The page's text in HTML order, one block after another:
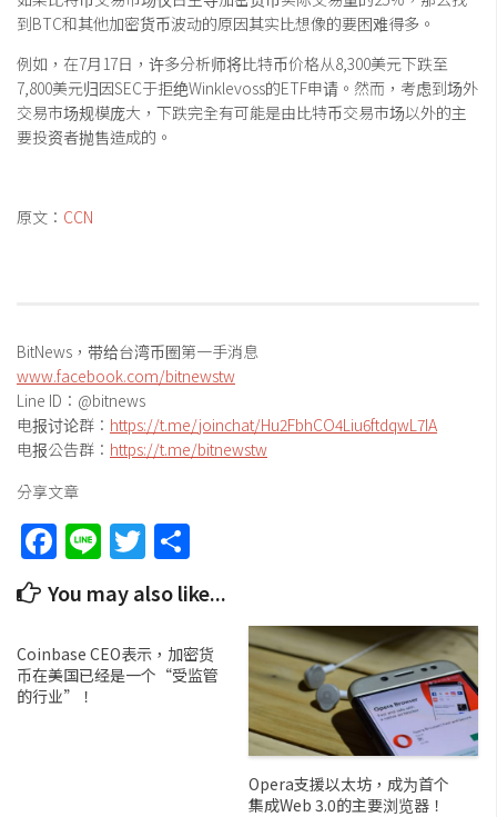
到BTC和其他加密货币波动的原因其实比想像的要困难得多。
例如，在7月17日，许多分析师将比特币价格从8,300美元下跌至
7,800美元归因SEC于拒绝Winklevoss的ETF申请。然而，考虑到场外
交易市场规模庞大，下跌完全有可能是由比特币交易市场以外的主
要投资者抛售造成的。
原文： CCN
BitNews，带给台湾币圈第一手消息
www.facebook.com/bitnewstw
Line ID：@bitnews
电报讨论群： https://t.me/joinchat/Hu2FbhCO4Liu6ftdqwL7IA
电报公告群： https://t.me/bitnewstw
分享文章
Facebook
LineTwitter
You may also like...
Coinbase CEO表示，加密货
币在美国已经是一个“受监管
的行业”！
Opera支援以太坊，成为首个
集成Web 3.0的主要浏览器！